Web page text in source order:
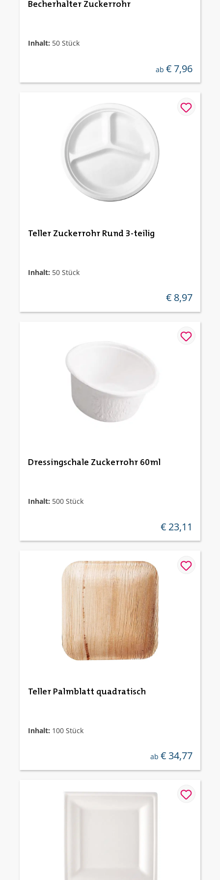
Becherhalter Zuckerrohr
Inhalt: 50 Stück
regulärer preis:
ab € 7,96
Teller Zuckerrohr Rund 3-teilig
Inhalt: 50 Stück
regulärer preis:
€ 8,97
Dressingschale Zuckerrohr 60ml
Inhalt: 500 Stück
regulärer preis:
€ 23,11
Teller Palmblatt quadratisch
Inhalt: 100 Stück
regulärer preis:
ab € 34,77